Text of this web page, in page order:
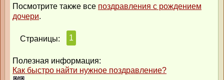
Посмотрите также все поздравления с рождением
дочери.
Страницы: 1
Полезная информация:
Как быстро найти нужное поздравление?